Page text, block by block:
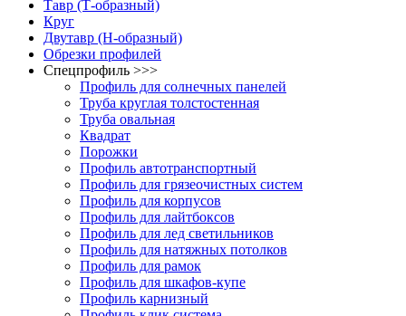
Тавр (Т-образный)
Круг
Двутавр (H-образный)
Обрезки профилей
Спецпрофиль >>>
Профиль для солнечных панелей
Труба круглая толстостенная
Труба овальная
Квадрат
Порожки
Профиль автотранспортный
Профиль для грязеочистных систем
Профиль для корпусов
Профиль для лайтбоксов
Профиль для лед светильников
Профиль для натяжных потолков
Профиль для рамок
Профиль для шкафов-купе
Профиль карнизный